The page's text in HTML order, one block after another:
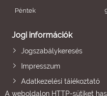
Péntek
Jogi információk
Jogszabálykeresés
Impresszum
Adatkezelési tájékoztató
A weboldalon HTTP-sütiket